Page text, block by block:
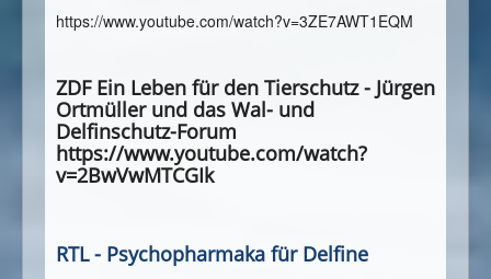
https://www.youtube.com/watch?v=3ZE7AWT1EQM
ZDF Ein Leben für den Tierschutz - Jürgen
Ortmüller und das Wal- und
Delfinschutz-Forum
https://www.youtube.com/watch?
v=2BwVwMTCGIk
RTL - Psychopharmaka für Delfine